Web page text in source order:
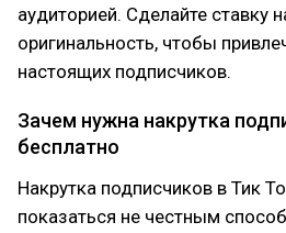
аудиторией. Сделайте ставку
оригинальность, чтобы
настоящих подписчиков.
Зачем нужна накрутка
бесплатно
Накрутка подписчиков в Тик
показаться не честным